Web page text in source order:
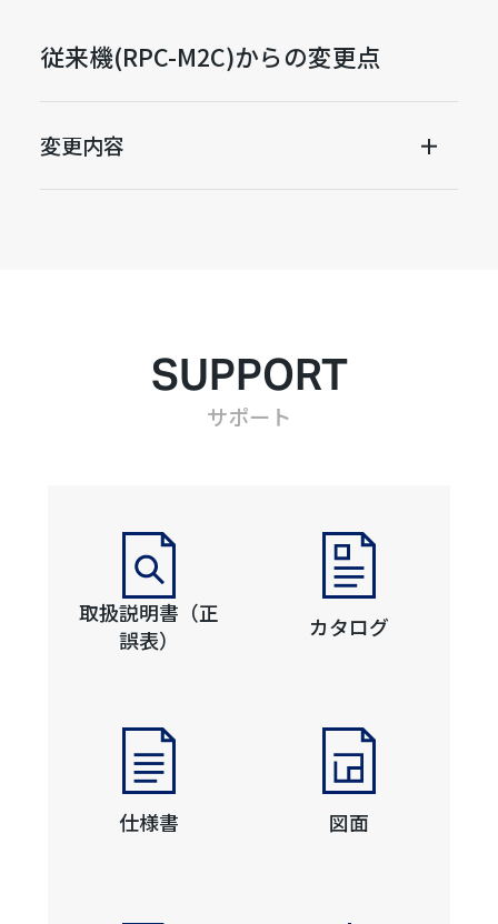
従来機(RPC-M2C)からの変更点
変更内容
SUPPORT
サポート
取扱説明書（正
誤表）
カタログ
仕様書 図面